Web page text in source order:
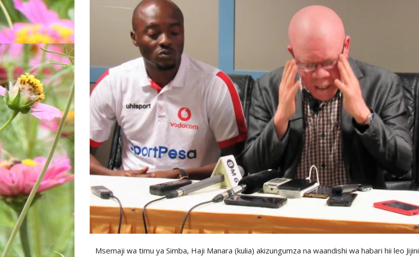
Msemaji wa timu ya Simba, Haji Manara (kulia) akizungumza na waandishi wa habari hii leo Jijini